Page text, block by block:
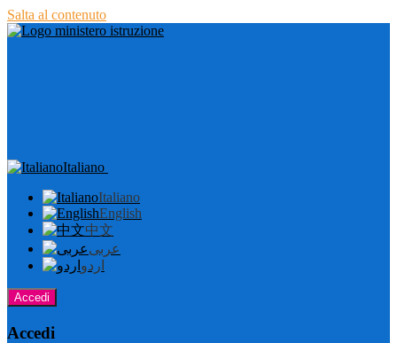
Salta al contenuto
Italiano
Italiano
English
中文
عربى
اردو
Accedi
Accedi